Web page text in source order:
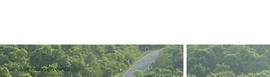
Ver casas en venta